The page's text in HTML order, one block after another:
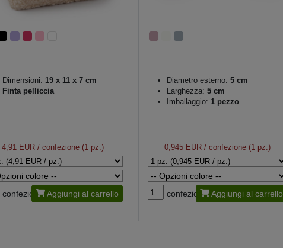
Dimensioni: 19 x 11 x 7 cm
Finta pelliccia
4,91 EUR / confezione (1 pz.)
confezione Aggiungi al carrello
Diametro esterno: 5 cm
Larghezza: 5 cm
Imballaggio: 1 pezzo
0,945 EUR/ confezione (1 pz.)
confezione Aggiungi al carrello